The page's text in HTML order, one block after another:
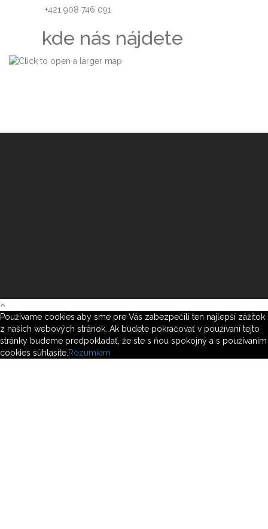
+421 908 746 091
kde nás nájdete
Používame cookies aby sme pre Vás zabezpečili ten najlepší zážitok
z našich webových stránok. Ak budete pokračovať v používaní tejto
stránky budeme predpokladať, že ste s ňou spokojný a s používaním
cookies súhlasíte.Rozumiem